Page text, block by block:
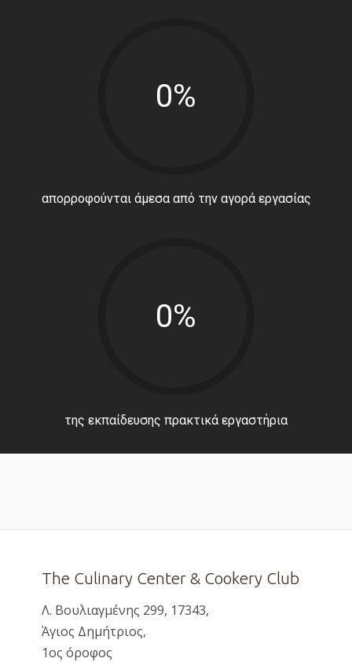
0%
απορροφούνται άμεσα από την αγορά εργασίας
0%
της εκπαίδευσης πρακτικά εργαστήρια
The Culinary Center & Cookery Club
Λ. Βουλιαγμένης 299, 17343,
Άγιος Δημήτριος,
1ος όροφος